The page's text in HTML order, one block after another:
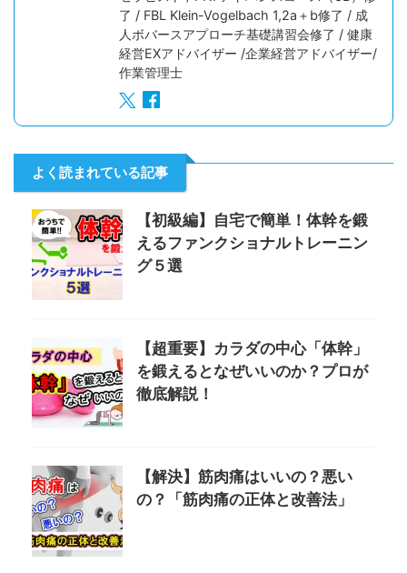
了 / FBL Klein-Vogelbach 1,2a＋b修了 / 成
人ボバースアプローチ基礎講習会修了 / 健康
経営EXアドバイザー /企業経営アドバイザー/
作業管理士
よく読まれている記事
【初級編】自宅で簡単！体幹を鍛
えるファンクショナルトレーニン
グ５選
【超重要】カラダの中心「体幹」
を鍛えるとなぜいいのか？プロが
徹底解説！
【解決】筋肉痛はいいの？悪い
の？「筋肉痛の正体と改善法」